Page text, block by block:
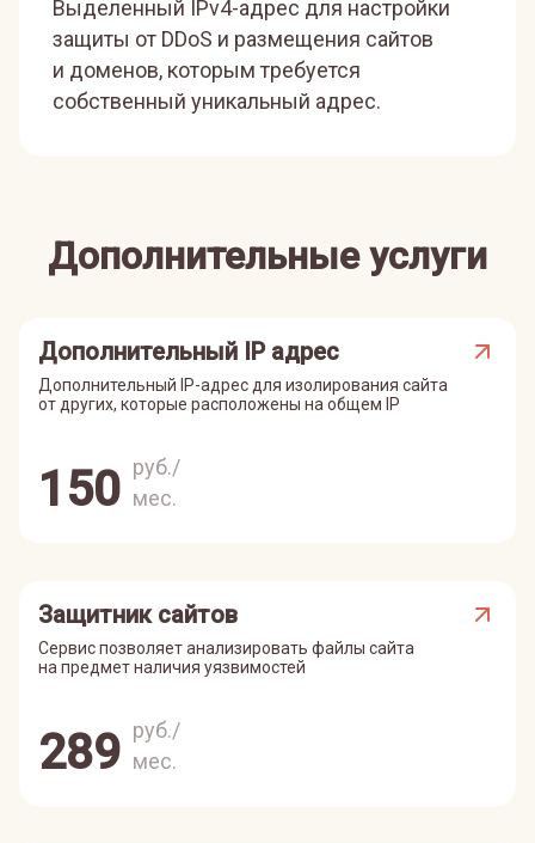
Выделенный IPv4-адрес для настройки
защиты от DDoS и размещения сайтов
и доменов, которым требуется
собственный уникальный адрес.
Дополнительные услуги
Дополнительный IP адрес
Дополнительный IP-адрес для изолирования сайта
от других, которые расположены на общем IP
150 руб./
мес.
Защитник сайтов
Сервис позволяет анализировать файлы сайта
на предмет наличия уязвимостей
289 руб./
мес.